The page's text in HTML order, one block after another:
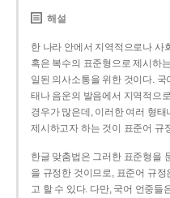
해설
한 나라 안에서 지역적으로나 사
혹은 복수의 표준형으로 제시하
일된 의사소통을 위한 것이다.
태나 음운의 발음에서 지역적으
경우가 많은데, 이러한 여러 형
제시하고자 하는 것이 표준어 규
한글 맞춤법은 그러한 표준형을
을 규정한 것이므로, 표준어 규
고 할 수 있다. 다만, 국어 언중들